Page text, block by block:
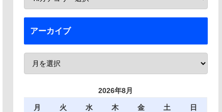
アーカイブ
2026年8月
月 火 水 木 金 土
日